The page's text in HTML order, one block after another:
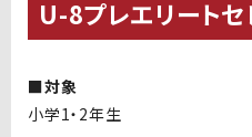
U-8プレエリート
■対象
小学1・2年生